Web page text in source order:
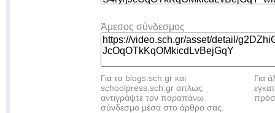
Άμεσος σύνδεσμος
Για τα blogs.sch.gr και
schoolpress.sch.gr απλώς
αντιγράψτε τον παραπάνω
σύνδεσμο μέσα στο άρθρο σας.
Για